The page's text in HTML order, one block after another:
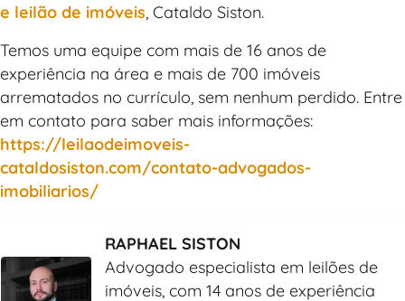
e leilão de imóveis , Cataldo Siston.
Temos uma equipe com mais de 16 anos de
experiência na área e mais de 700 imóveis
arrematados no currículo, sem nenhum perdido. Entre
em contato para saber mais informações:
https://leilaodeimoveis-
cataldosiston.com/contato-advogados-
imobiliarios/
RAPHAEL SISTON
Advogado especialista em leilões de
imóveis, com 14 anos de experiência